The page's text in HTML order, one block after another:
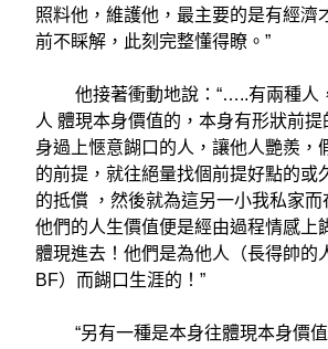
照料他，維護他，最主要的是有經濟
前不睬解，此刻完整懂得瞭。”
他接著衝動地說：“…..有兩種人
人 體現本身價值的，本身有形狀前
身過上愜意餬口的人，讓他人艷羨，
的前提，就往絕量找個前提好點的或
的抵償 ，然後就為這另一小我私家而
他們的人生價值便是經由過程情感上
體現進去！他們是為他人（長得帥的
BF）而餬口生涯的！”
“另有一種是本身往體現本身價值